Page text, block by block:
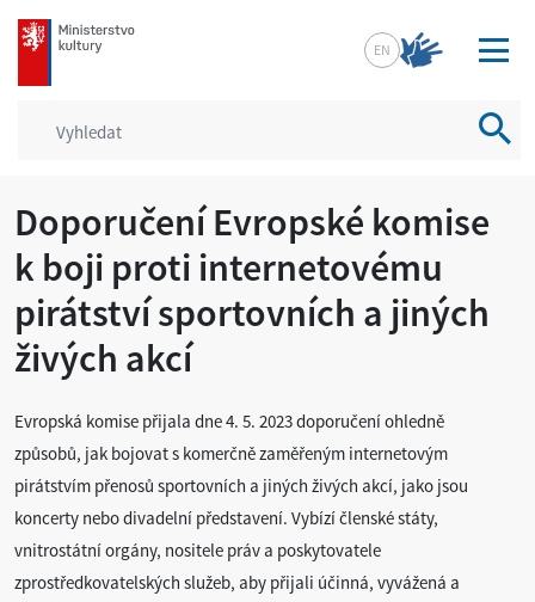
mkcr.cz
EN
Doporučení Evropské komise
k boji proti internetovému
pirátství sportovních a jiných
živých akcí
Evropská komise přijala dne 4. 5. 2023 doporučení ohledně
způsobů, jak bojovat s komerčně zaměřeným internetovým
pirátstvím přenosů sportovních a jiných živých akcí, jako jsou
koncerty nebo divadelní představení. Vybízí členské státy,
vnitrostátní orgány, nositele práv a poskytovatele
zprostředkovatelských služeb, aby přijali účinná, vyvážená a